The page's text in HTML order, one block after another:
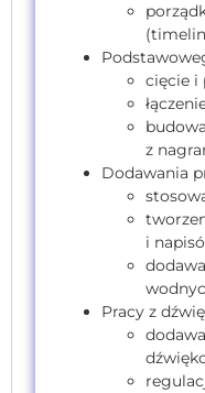
cięcie i
z
Dodawania
i
Pracy z